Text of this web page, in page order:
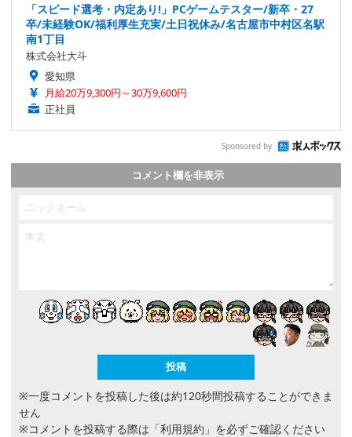
「スピード選考・内定あり!」PCゲームテスター/新卒・27
卒/未経験OK/福利厚生充実/土日祝休み/名古屋市中村区名駅
南1丁目
株式会社大斗
愛知県
月給20万9,300円～30万9,600円
正社員
Sponsored by
コメント欄を非表示
※一度コメントを投稿した後は約120秒間投稿することができま
せん
※コメントを投稿する際は 「利用規約」 を必ずご確認ください